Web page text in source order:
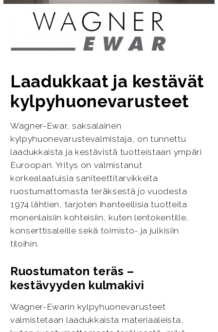
Laadukkaat ja kestävät
kylpyhuonevarusteet
Wagner-Ewar, saksalainen
kylpyhuonevarustevalmistaja, on tunnettu
laadukkaista ja kestävistä tuotteistaan ympäri
Euroopan. Yritys on valmistanut
korkealaatuisia saniteettitarvikkeita
ruostumattomasta teräksestä jo vuodesta
1974 lähtien, tarjoten ihanteellisia tuotteita
monenlaisiin kohteisiin, kuten lentokentille,
konserttisaleille sekä toimisto- ja julkisiin
tiloihin.
Ruostumaton teräs –
kestävyyden kulmakivi
Wagner-Ewarin kylpyhuonevarusteet
valmistetaan laadukkaista materiaaleista,